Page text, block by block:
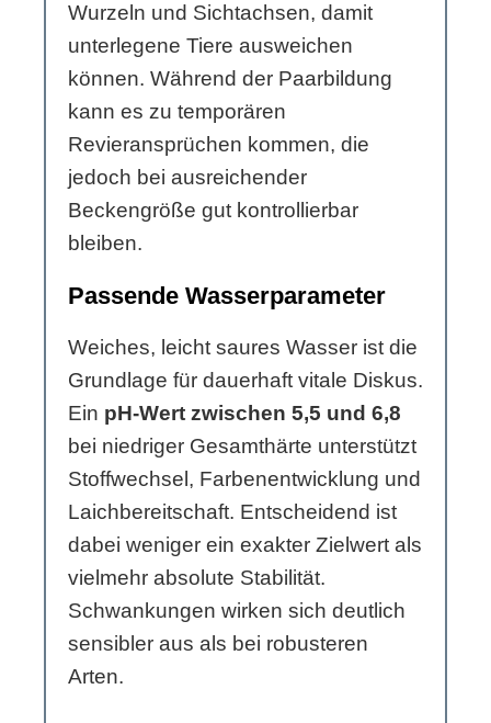
Wurzeln und Sichtachsen, damit
unterlegene Tiere ausweichen
können. Während der Paarbildung
kann es zu temporären
Revieransprüchen kommen, die
jedoch bei ausreichender
Beckengröße gut kontrollierbar
bleiben.
Passende Wasserparameter
Weiches, leicht saures Wasser ist die
Grundlage für dauerhaft vitale Diskus.
Ein pH-Wert zwischen 5,5 und 6,8
bei niedriger Gesamthärte unterstützt
Stoffwechsel, Farbenentwicklung und
Laichbereitschaft. Entscheidend ist
dabei weniger ein exakter Zielwert als
vielmehr absolute Stabilität.
Schwankungen wirken sich deutlich
sensibler aus als bei robusteren
Arten.